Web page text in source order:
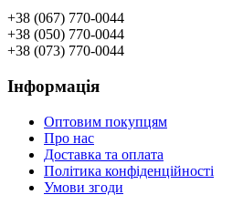
+38 (067) 770-0044
+38 (050) 770-0044
+38 (073) 770-0044
Інформація
Оптовим покупцям
Про нас
Доставка та оплата
Політика конфіденційності
Умови згоди